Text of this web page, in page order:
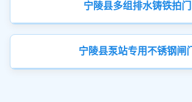
宁陵县多组排水铸铁拍门
宁陵县泵站专用不锈钢闸门